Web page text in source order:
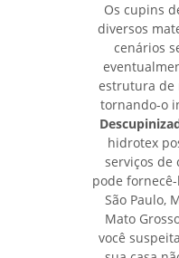
Os cupins
diversos
cenários
estrutura de
tornando-o
hidrotex
serviços de
pode
São Paulo,
Mato
você